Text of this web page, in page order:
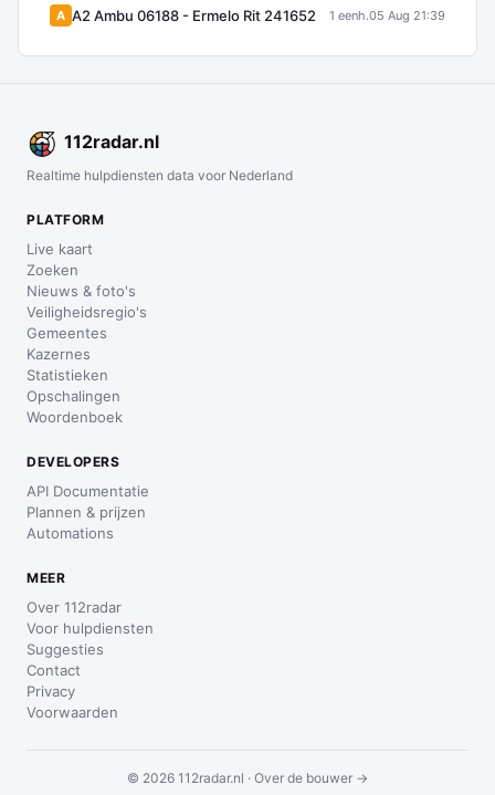
A A2 Ambu 06188 - Ermelo Rit 241652 1 eenh.05 Aug 21:39
112radar.nl
Realtime hulpdiensten data voor Nederland
PLATFORM
Live kaart
Zoeken
Nieuws & foto's
Veiligheidsregio's
Gemeentes
Kazernes
Statistieken
Opschalingen
Woordenboek
DEVELOPERS
API Documentatie
Plannen & prijzen
Automations
MEER
Over 112radar
Voor hulpdiensten
Suggesties
Contact
Privacy
Voorwaarden
© 2026 112radar.nl · Over de bouwer →